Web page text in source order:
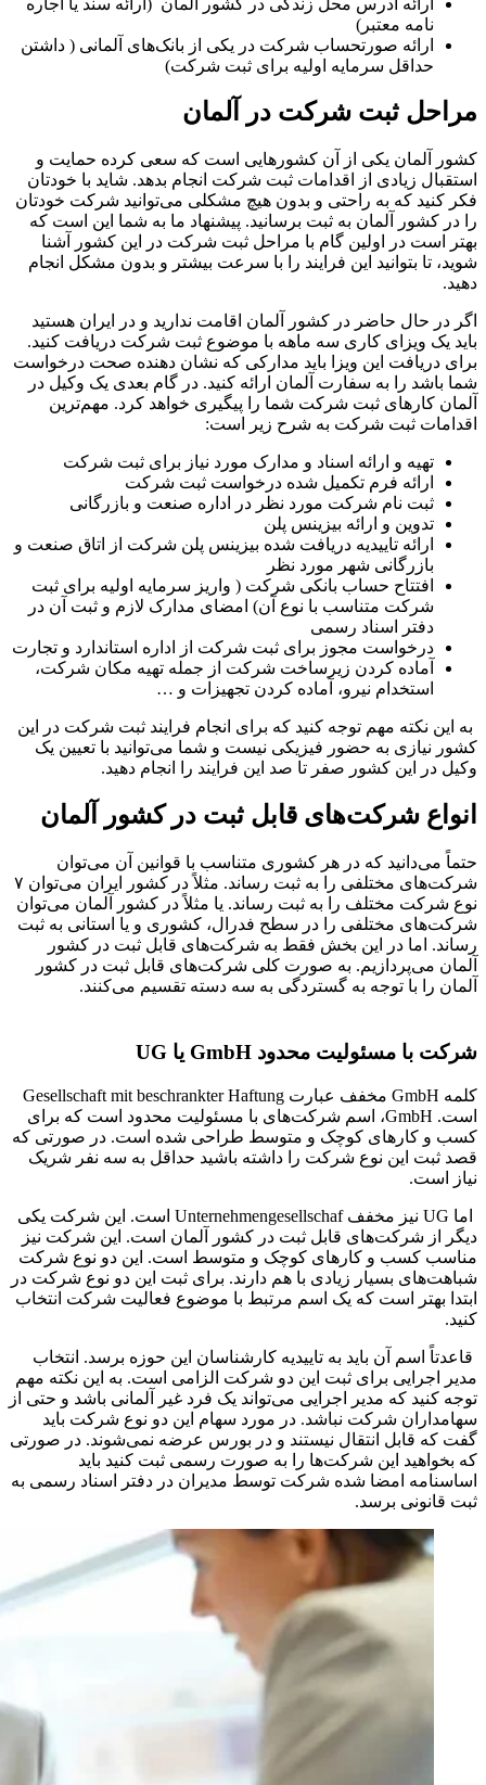
نامه معتبر)
ارائه صورتحساب شرکت در یکی از بانک‌های آلمانی ( داشتن
حداقل سرمایه اولیه برای ثبت شرکت)
مراحل ثبت شرکت در آلمان
کشور آلمان یکی از آن کشورهایی است که سعی کرده حمایت و
استقبال زیادی از اقدامات ثبت شرکت انجام بدهد. شاید با خودتان
فکر کنید که به راحتی و بدون هیچ مشکلی می‌توانید شرکت خودتان
را در کشور آلمان به ثبت برسانید. پیشنهاد ما به شما این است که
بهتر است در اولین گام با مراحل ثبت شرکت در این کشور آشنا
شوید، تا بتوانید این فرایند را با سرعت بیشتر و بدون مشکل انجام
دهید.
اگر در حال حاضر در کشور آلمان اقامت ندارید و در ایران هستید
باید یک ویزای کاری سه ماهه با موضوع ثبت شرکت دریافت کنید.
برای دریافت این ویزا باید مدارکی که نشان دهنده صحت درخواست
شما باشد را به سفارت آلمان ارائه کنید. در گام بعدی یک وکیل در
آلمان کارهای ثبت شرکت شما را پیگیری خواهد کرد. مهم‌ترین
اقدامات ثبت شرکت به شرح زیر است:
تهیه و ارائه اسناد و مدارک مورد نیاز برای ثبت شرکت
ارائه فرم تکمیل شده درخواست ثبت شرکت
ثبت نام شرکت مورد نظر در اداره صنعت و بازرگانی
تدوین و ارائه بیزینس پلن
ارائه تاییدیه دریافت شده بیزینس پلن شرکت از اتاق صنعت و
بازرگانی شهر مورد نظر
افتتاح حساب بانکی شرکت ( واریز سرمایه اولیه برای ثبت
شرکت متناسب با نوع آن) امضای مدارک لازم و ثبت آن در
دفتر اسناد رسمی
درخواست مجوز برای ثبت شرکت از اداره استاندارد و تجارت
آماده کردن زیرساخت شرکت از جمله تهیه مکان شرکت،
استخدام نیرو، آماده کردن تجهیزات و …
به این نکته مهم توجه کنید که برای انجام فرایند ثبت شرکت در این
کشور نیازی به حضور فیزیکی نیست و شما می‌توانید با تعیین یک
وکیل در این کشور صفر تا صد این فرایند را انجام دهید.
انواع شرکت‌های قابل ثبت در کشور آلمان
حتماً می‌دانید که در هر کشوری متناسب با قوانین آن می‌توان
شرکت‌های مختلفی را به ثبت رساند. مثلاً در کشور ایران می‌توان ۷
نوع شرکت مختلف را به ثبت رساند. یا مثلاً در کشور آلمان می‌توان
شرکت‌های مختلفی را در سطح فدرال، کشوری و یا استانی به ثبت
رساند. اما در این بخش فقط به شرکت‌های قابل ثبت در کشور
آلمان می‌پردازیم. به صورت کلی شرکت‌های قابل ثبت در کشور
آلمان را با توجه به گستردگی به سه دسته تقسیم می‌کنند.
شرکت با مسئولیت محدود GmbH یا UG
کلمه GmbH مخفف عبارت Gesellschaft mit beschrankter Haftung
است. GmbH، اسم شرکت‌های با مسئولیت محدود است که برای
کسب و کارهای کوچک و متوسط طراحی شده است. در صورتی که
قصد ثبت این نوع شرکت را داشته باشید حداقل به سه نفر شریک
نیاز است.
اما UG نیز مخفف Unternehmengesellschaf است. این شرکت یکی
دیگر از شرکت‌های قابل ثبت در کشور آلمان است. این شرکت نیز
مناسب کسب و کارهای کوچک و متوسط است. این دو نوع شرکت
شباهت‌های بسیار زیادی با هم دارند. برای ثبت این دو نوع شرکت در
ابتدا بهتر است که یک اسم مرتبط با موضوع فعالیت شرکت انتخاب
کنید.
قاعدتاً اسم آن باید به تاییدیه کارشناسان این حوزه برسد. انتخاب
مدیر اجرایی برای ثبت این دو شرکت الزامی است. به این نکته مهم
توجه کنید که مدیر اجرایی می‌تواند یک فرد غیر آلمانی باشد و حتی از
سهامداران شرکت نباشد. در مورد سهام این دو نوع شرکت باید
گفت که قابل انتقال نیستند و در بورس عرضه نمی‌شوند. در صورتی
که بخواهید این شرکت‌ها را به صورت رسمی ثبت کنید باید
اساسنامه امضا شده شرکت توسط مدیران در دفتر اسناد رسمی به
ثبت قانونی برسد.